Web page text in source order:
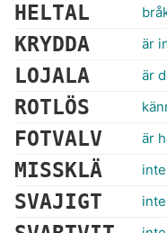
HELTAL
KRYDDA är
LOJALA är
ROTLÖS
FOTVALV är
MISSKLÄ
SVAJIGT